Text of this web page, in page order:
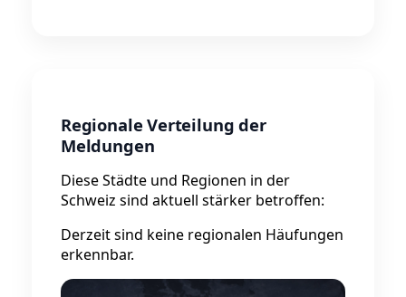
Regionale Verteilung der
Meldungen
Diese Städte und Regionen in der
Schweiz sind aktuell stärker betroffen:
Derzeit sind keine regionalen Häufungen
erkennbar.